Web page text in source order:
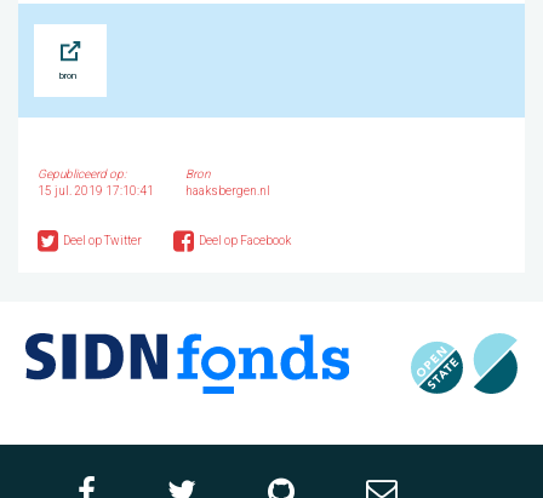
Gepubliceerd op:
15 jul. 2019 17:10:41
Bron
haaksbergen.nl
Deel op Twitter Deel op Facebook